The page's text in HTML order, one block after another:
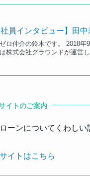
社員インタビュー】田
ロ仲介の鈴木です。 2018
は株式会社グラウンドが運営
イトのご案内
ーンについてくわし
イトはこちら